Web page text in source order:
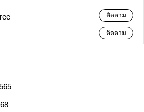
ติดตาม
ติดตาม